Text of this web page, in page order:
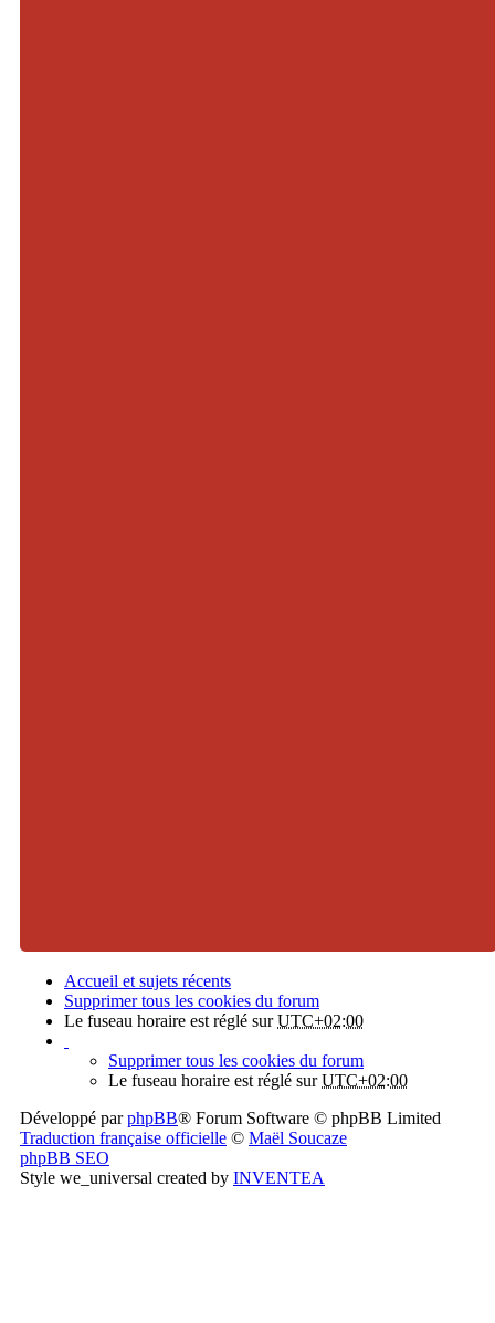
Accueil et sujets récents
Supprimer tous les cookies du forum
Le fuseau horaire est réglé surUTC+02:00
Supprimer tous les cookies du forum
Le fuseau horaire est réglé surUTC+02:00
Développé parphpBB® Forum Software © phpBB Limited
Traduction française officielle © Maël Soucaze
phpBB SEO
Style we_universal created by INVENTEA